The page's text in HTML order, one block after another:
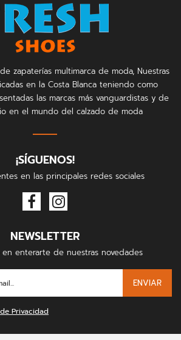
zapaterías multimarca de moda, Nuestras
en la Costa Blanca teniendo como
las marcas más vanguardistas y de
en el mundo del calzado de moda
¡SÍGUENOS!
en las principales redes sociales
NEWSLETTER
enterarte de nuestras novedades
ENVIAR
Privacidad